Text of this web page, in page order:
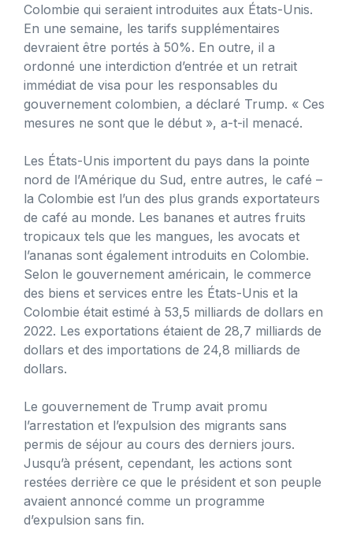
Colombie qui seraient introduites aux États-Unis.
En une semaine, les tarifs supplémentaires
devraient être portés à 50%. En outre, il a
ordonné une interdiction d’entrée et un retrait
immédiat de visa pour les responsables du
gouvernement colombien, a déclaré Trump. « Ces
mesures ne sont que le début », a-t-il menacé.
Les États-Unis importent du pays dans la pointe
nord de l’Amérique du Sud, entre autres, le café –
la Colombie est l’un des plus grands exportateurs
de café au monde. Les bananes et autres fruits
tropicaux tels que les mangues, les avocats et
l’ananas sont également introduits en Colombie.
Selon le gouvernement américain, le commerce
des biens et services entre les États-Unis et la
Colombie était estimé à 53,5 milliards de dollars en
2022. Les exportations étaient de 28,7 milliards de
dollars et des importations de 24,8 milliards de
dollars.
Le gouvernement de Trump avait promu
l’arrestation et l’expulsion des migrants sans
permis de séjour au cours des derniers jours.
Jusqu’à présent, cependant, les actions sont
restées derrière ce que le président et son peuple
avaient annoncé comme un programme
d’expulsion sans fin.